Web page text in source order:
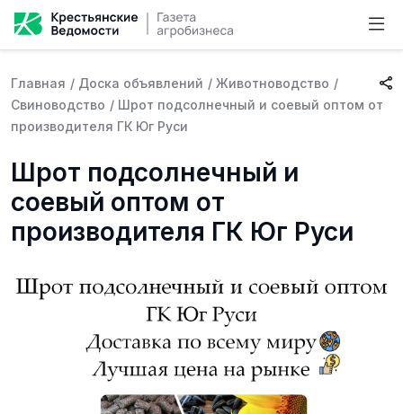
Главная / Доска объявлений / Животноводство /
Свиноводство / Шрот подсолнечный и соевый оптом от
производителя ГК Юг Руси
Шрот подсолнечный и
соевый оптом от
производителя ГК Юг Руси